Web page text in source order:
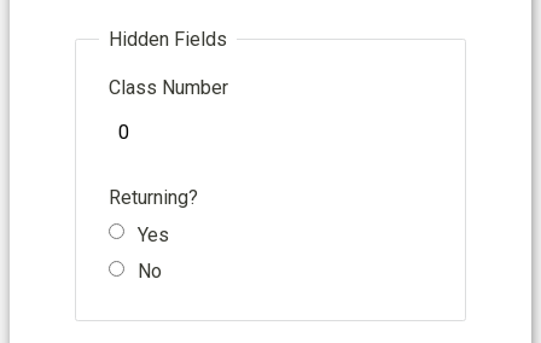
Hidden Fields
Class Number
Returning?
Yes
No